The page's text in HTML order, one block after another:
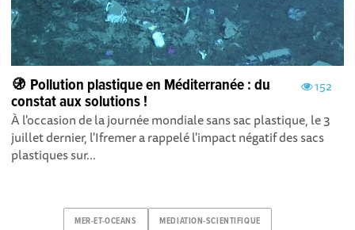
152
🚯 Pollution plastique en Méditerranée : du
constat aux solutions !
À l'occasion de la journée mondiale sans sac plastique, le 3
juillet dernier, l'Ifremer a rappelé l'impact négatif des sacs
plastiques sur...
MER-ET-OCEANS MEDIATION-SCIENTIFIQUE